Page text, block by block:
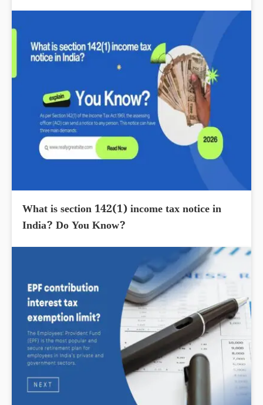
What is section 142(1) income tax notice in
India? Do You Know?